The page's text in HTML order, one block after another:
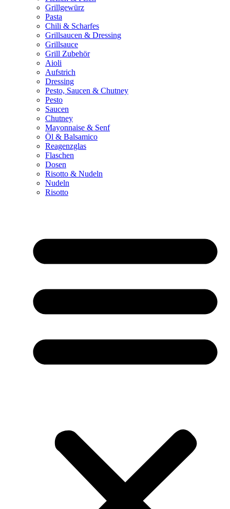
Grillgewürz
Pasta
Chili & Scharfes
Grillsaucen & Dressing
Grillsauce
Grill Zubehör
Aioli
Aufstrich
Dressing
Pesto, Saucen & Chutney
Pesto
Saucen
Chutney
Mayonnaise & Senf
Öl & Balsamico
Reagenzglas
Flaschen
Dosen
Risotto & Nudeln
Nudeln
Risotto